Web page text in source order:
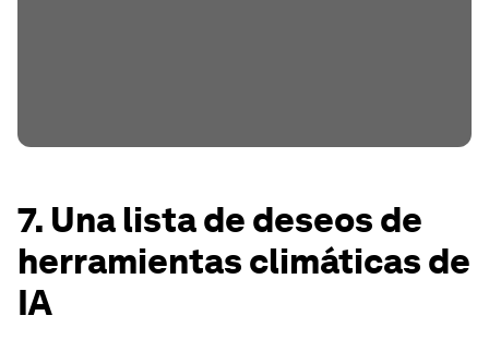
7. Una lista de deseos de
herramientas climáticas de
IA